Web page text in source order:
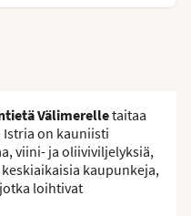
Välimerelletaitaa
on kauniisti
viini- ja oliiviviljelyksiä,
kaupunkeja,
loihtivat